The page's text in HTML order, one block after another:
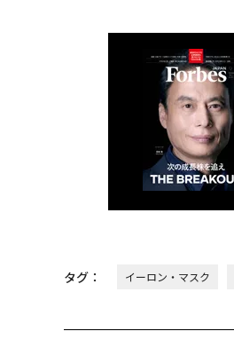
タグ： イーロン・マスク